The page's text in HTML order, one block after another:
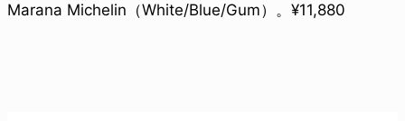
Marana Michelin（White/Blue/Gum）。¥11,880